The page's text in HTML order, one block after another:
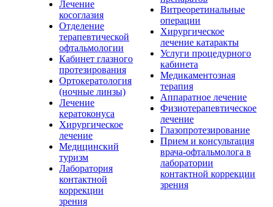
Лечение
косоглазия
Отделение
терапевтической
офтальмологии
Кабинет глазного
протезирования
Ортокератология
(ночные линзы)
Лечение
кератоконуса
Хирургическое
лечение
Медицинский
туризм
Лаборатория
контактной
коррекции
зрения
Витреоретинальные
операции
Хирургическое
лечение катаракты
Услуги процедурного
кабинета
Медикаментозная
терапия
Аппаратное лечение
Физиотерапевтическое
лечение
Глазопротезирование
Прием и консультация
врача-офтальмолога в
лаборатории
контактной коррекции
зрения